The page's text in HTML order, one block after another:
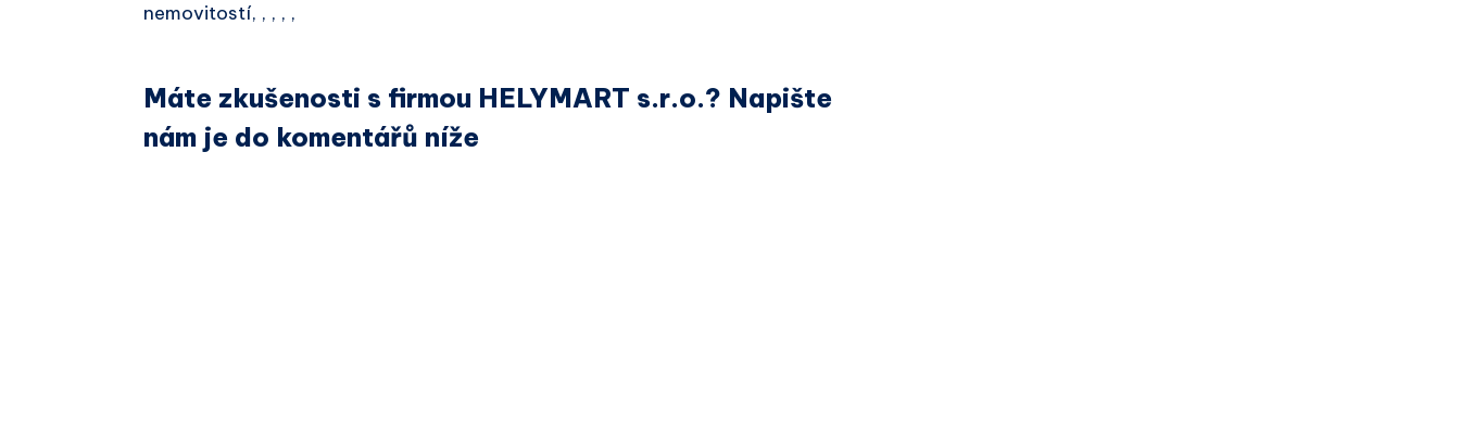
nemovitostí, , , , ,
Máte zkušenosti s firmou HELYMART s.r.o.? Napište
nám je do komentářů níže